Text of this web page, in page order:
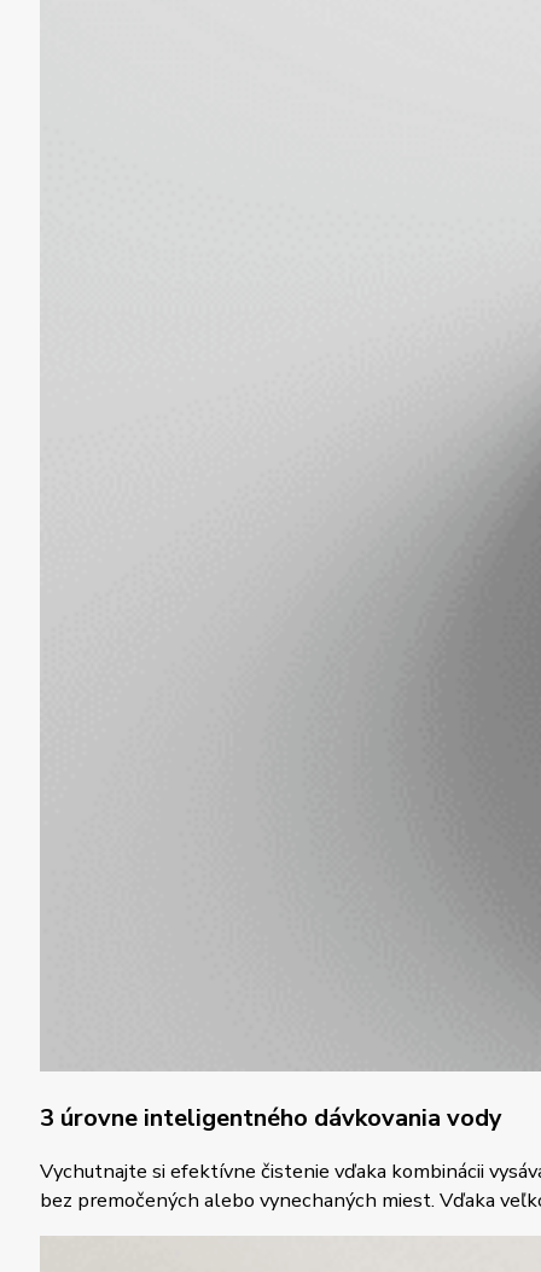
3 úrovne inteligentného dávkovania vody
Vychutnajte si efektívne čistenie vďaka kombinácii
bez premočených alebo vynechaných miest. Vďaka